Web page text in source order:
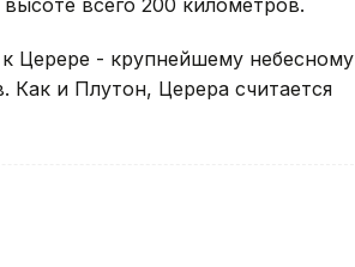
всего 200 километров.
Церере - крупнейшему небесному
Как и Плутон, Церера считается